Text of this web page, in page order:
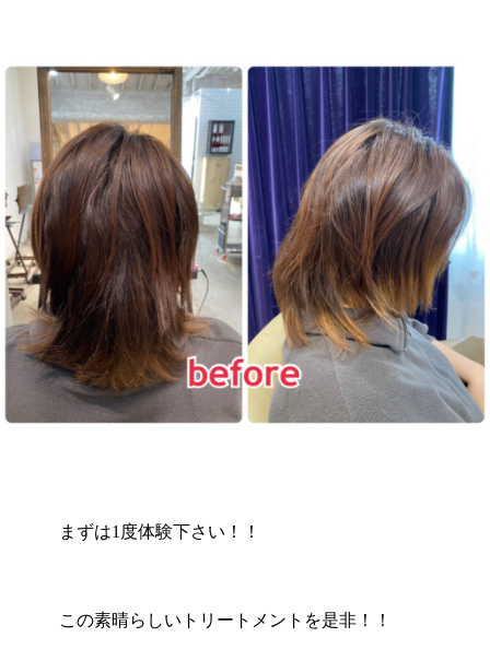
まずは1度体験下さい！！
この素晴らしいトリートメントを是非！！